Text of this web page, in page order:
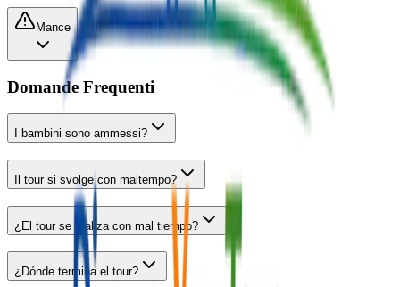
Mance
Domande Frequenti
I bambini sono ammessi?
Il tour si svolge con maltempo?
¿El tour se realiza con mal tiempo?
¿Dónde termina el tour?